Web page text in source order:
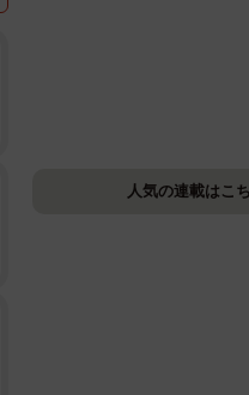
人気の連載はこ